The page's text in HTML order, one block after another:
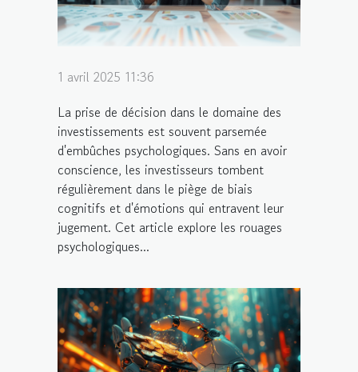
1 avril 2025 11:36
La prise de décision dans le domaine des
investissements est souvent parsemée
d'embûches psychologiques. Sans en avoir
conscience, les investisseurs tombent
régulièrement dans le piège de biais
cognitifs et d'émotions qui entravent leur
jugement. Cet article explore les rouages
psychologiques...